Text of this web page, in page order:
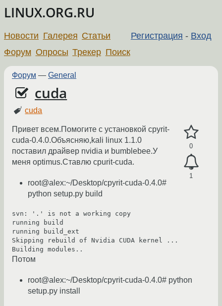
LINUX.ORG.RU
Регистрация - Вход
Новости Галерея Статьи
Форум Опросы Трекер Поиск
Форум — General
cuda
cuda
0
1
Привет всем.Помогите с установкой cpyrit-
cuda-0.4.0.Объясняю,kali linux 1.1.0
поставил драйвер nvidia и bumblebee.У
меня optimus.Ставлю cpurit-cuda.
root@alex:~/Desktop/cpyrit-cuda-0.4.0#
python setup.py build
svn: '.' is not a working copy
running build
running build_ext
Skipping rebuild of Nvidia CUDA kernel ...
Потом
root@alex:~/Desktop/cpyrit-cuda-0.4.0# python
setup.py install